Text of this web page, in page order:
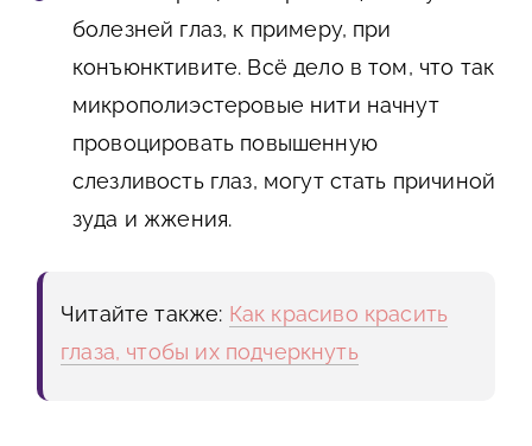
болезней глаз, к примеру, при
конъюнктивите. Всё дело в том, что так
микрополиэстеровые нити начнут
провоцировать повышенную
слезливость глаз, могут стать причиной
зуда и жжения.
Читайте также: Как красиво красить
глаза, чтобы их подчеркнуть